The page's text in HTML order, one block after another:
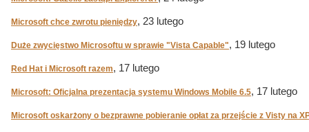
Microsoft chce zwrotu pieniędzy, 23 lutego
Duże zwycięstwo Microsoftu w sprawie "Vista Capable", 19 lutego
Red Hat i Microsoft razem, 17 lutego
Microsoft: Oficjalna prezentacja systemu Windows Mobile 6.5, 17 lutego
Microsoft oskarżony o bezprawne pobieranie opłat za przejście z Visty na